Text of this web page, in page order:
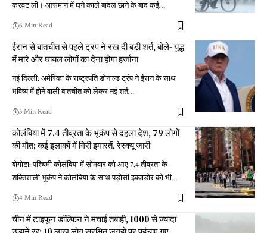
करवट ली। आसमान में घने काले बादल छाने के बाद कई…
6 Min Read
ईरान से बातचीत से पहले ट्रंप ने रख दी बड़ी शर्त, बोले- युद्ध
में मारे और घायल लोगों का देना होगा हर्जाना
नई दिल्ली: अमेरिका के राष्ट्रपति डोनाल्ड ट्रंप ने ईरान के साथ
भविष्य में होने वाली बातचीत को लेकर नई शर्त…
3 Min Read
कोलंबिया में 7.4 तीव्रता के भूकंप से दहला देश, 79 लोगों
की मौत; कई इलाकों में गिरी इमारतें, रेस्क्यू जारी
बोगोटा: पश्चिमी कोलंबिया में सोमवार को आए 7.4 तीव्रता के
शक्तिशाली भूकंप ने कोलंबिया के साथ पड़ोसी इक्वाडोर को भी…
4 Min Read
चीन में टाइफून डॉल्फिन ने मचाई तबाही, 1000 से ज्यादा